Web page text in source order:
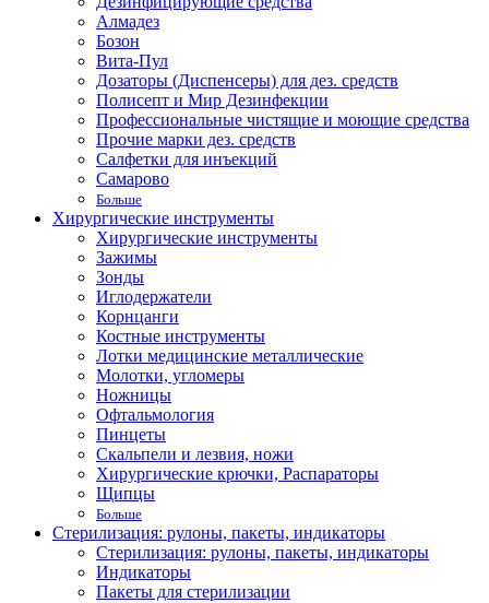
Алмадез
Бозон
Вита-Пул
Дозаторы (Диспенсеры) для дез. средств
Полисепт и Мир Дезинфекции
Профессиональные чистящие и моющие средства
Прочие марки дез. средств
Салфетки для инъекций
Самарово
Больше
Хирургические инструменты
Хирургические инструменты
Зажимы
Зонды
Иглодержатели
Корнцанги
Костные инструменты
Лотки медицинские металлические
Молотки, угломеры
Ножницы
Офтальмология
Пинцеты
Скальпели и лезвия, ножи
Хирургические крючки, Распараторы
Щипцы
Больше
Стерилизация: рулоны, пакеты, индикаторы
Стерилизация: рулоны, пакеты, индикаторы
Индикаторы
Пакеты для стерилизации